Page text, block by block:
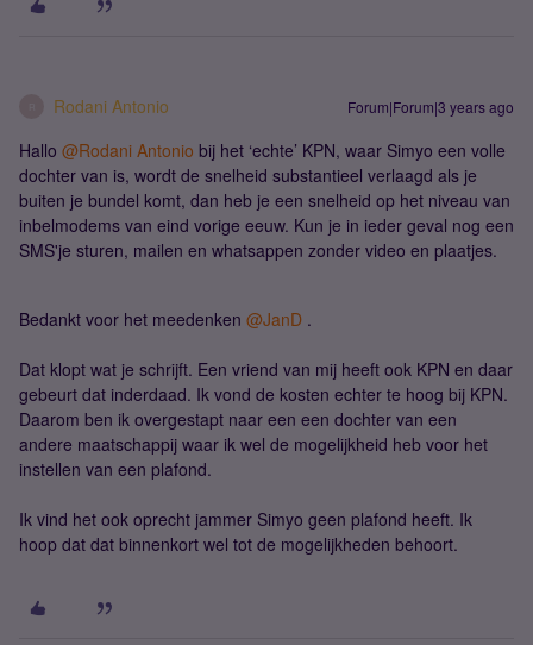
Rodani Antonio Forum|Forum|3 years ago
Hallo @Rodani Antonio bij het ‘echte’ KPN, waar Simyo een volle
dochter van is, wordt de snelheid substantieel verlaagd als je
buiten je bundel komt, dan heb je een snelheid op het niveau van
inbelmodems van eind vorige eeuw. Kun je in ieder geval nog een
SMS'je sturen, mailen en whatsappen zonder video en plaatjes.
Bedankt voor het meedenken @JanD .
Dat klopt wat je schrijft. Een vriend van mij heeft ook KPN en daar
gebeurt dat inderdaad. Ik vond de kosten echter te hoog bij KPN.
Daarom ben ik overgestapt naar een een dochter van een
andere maatschappij waar ik wel de mogelijkheid heb voor het
instellen van een plafond.
Ik vind het ook oprecht jammer Simyo geen plafond heeft. Ik
hoop dat dat binnenkort wel tot de mogelijkheden behoort.